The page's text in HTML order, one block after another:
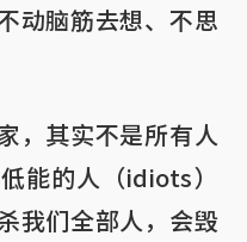
动脑筋去想、不思
，其实不是所有人
能的人（idiots）
我们全部人，会毁